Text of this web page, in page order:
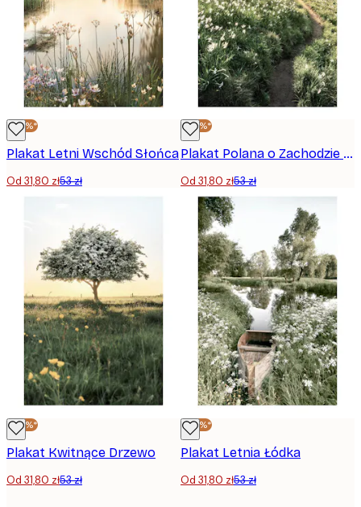
-40%*
Plakat Letni Wschód Słońca
Od 31,80 zł53 zł
-40%*
Plakat Polana o Zachodzie Słońca
Od 31,80 zł53 zł
-40%*
Plakat Kwitnące Drzewo
Od 31,80 zł53 zł
-40%*
Plakat Letnia Łódka
Od 31,80 zł53 zł